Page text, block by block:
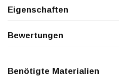
Eigenschaften
Bewertungen
Benötigte Materialien